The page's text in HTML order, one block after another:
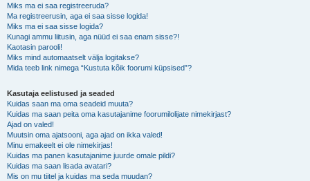
Miks ma ei saa registreeruda?
Ma registreerusin, aga ei saa sisse logida!
Miks ma ei saa sisse logida?
Kunagi ammu liitusin, aga nüüd ei saa enam sisse?!
Kaotasin parooli!
Miks mind automaatselt välja logitakse?
Mida teeb link nimega “Kustuta kõik foorumi küpsised”?
Kasutaja eelistused ja seaded
Kuidas saan ma oma seadeid muuta?
Kuidas ma saan peita oma kasutajanime foorumilolijate nimekirjast?
Ajad on valed!
Muutsin oma ajatsooni, aga ajad on ikka valed!
Minu emakeelt ei ole nimekirjas!
Kuidas ma panen kasutajanime juurde omale pildi?
Kuidas ma saan lisada avatari?
Mis on mu tiitel ja kuidas ma seda muudan?